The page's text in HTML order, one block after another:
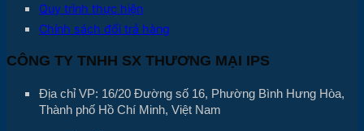
Quy trình thực hiện
Chính sách đổi trả hàng
CÔNG TY TNHH SX THƯƠNG MẠI IPS
Địa chỉ VP: 16/20 Đường số 16, Phường Bình Hưng Hòa,
Thành phố Hồ Chí Minh, Việt Nam